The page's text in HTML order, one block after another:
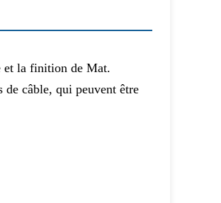
et la finition de Mat.
câble, qui peuvent être